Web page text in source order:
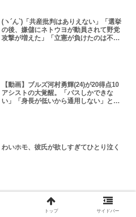
(ヽ´ん`)「共産批判はありえない」「選挙
の後、嫌儲にネトウヨが動員されて野党
攻撃が増えた」「立憲が負けたのは不正
【動画】ブルズ河村勇輝(24)が20得点10
アシストの大覚醒。「パスしかできな
い」「身長が低いから通用しない」とい
わいホモ、彼氏が欲しすぎてひとり泣く
マクドナルドさん、お気持ち表明🍔
トップ サイドバー